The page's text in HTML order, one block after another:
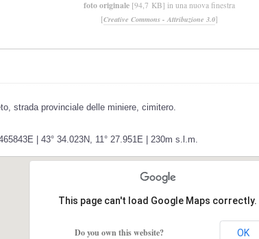
foto originale [94,7 KB] in una nuova finestra
[Creative Commons - Attribuzione 3.0]
strada provinciale delle miniere, cimitero.
| 43° 34.023N, 11° 27.951E | 230m s.l.m.
This page can't load Google Maps correctly.
Do you own this website? OK